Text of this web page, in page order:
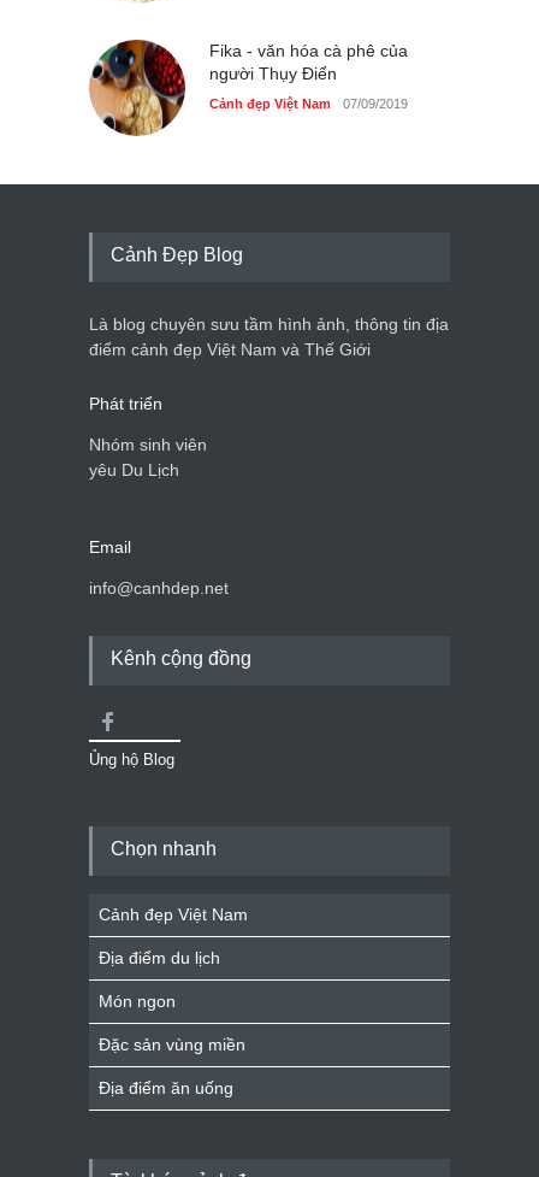
Fika - văn hóa cà phê của
người Thụy Điển
Cảnh đẹp Việt Nam 07/09/2019
Cảnh Đẹp Blog
Là blog chuyên sưu tầm hình ảnh, thông tin địa
điểm cảnh đẹp Việt Nam và Thế Giới
Phát triển
Nhóm sinh viên
yêu Du Lịch
Email
info@canhdep.net
Kênh cộng đồng
Ủng hộ Blog
Chọn nhanh
Cảnh đẹp Việt Nam
Địa điểm du lịch
Món ngon
Đặc sản vùng miền
Địa điểm ăn uống